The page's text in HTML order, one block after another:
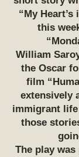
“My
this
William
the Oscar
film
extensively
immigrant
those
The play